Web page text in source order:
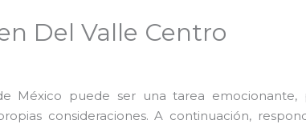
Del Valle Centro
México puede ser una tarea emocionante,
consideraciones. A continuación,